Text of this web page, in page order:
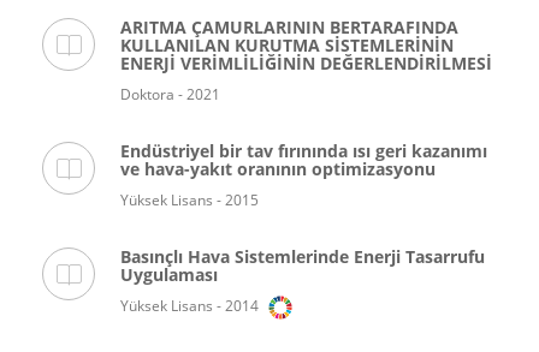
ARITMA ÇAMURLARININ BERTARAFINDA
KULLANILAN KURUTMA SİSTEMLERİNİN
ENERJİ VERİMLİLİĞİNİN DEĞERLENDİRİLMESİ
Doktora - 2021
Endüstriyel bir tav fırınında ısı geri kazanımı
ve hava-yakıt oranının optimizasyonu
Yüksek Lisans - 2015
Basınçlı Hava Sistemlerinde Enerji Tasarrufu
Uygulaması
Yüksek Lisans - 2014